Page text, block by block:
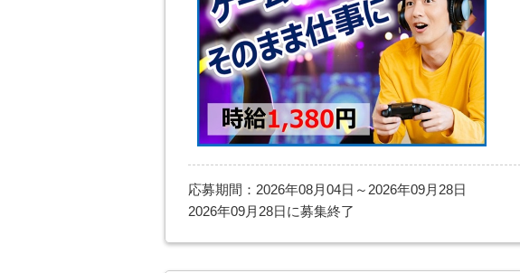
応募期間：2026年08月04日～2026年09月28日
2026年09月28日に募集終了